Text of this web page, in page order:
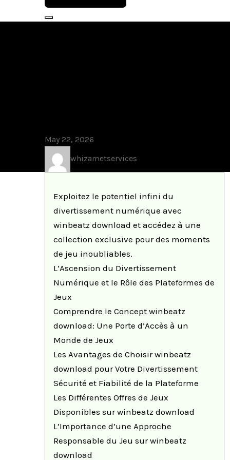
May 22, 2026
whizametservices
Exploitez le potentiel infini du
divertissement numérique avec
winbeatz download et accédez à une
collection exclusive pour des moments
de jeu inoubliables.
L’Ascension du Divertissement
Numérique et le Rôle des Plateformes de
Jeux
Comprendre le Concept winbeatz
download: Une Porte d’Accès à un
Monde de Jeux
Les Avantages de Choisir winbeatz
download pour Votre Divertissement
Sécurité et Fiabilité de la Plateforme
Les Différentes Offres de Jeux
Disponibles sur winbeatz download
L’Importance d’une Approche
Responsable du Jeu sur winbeatz
download